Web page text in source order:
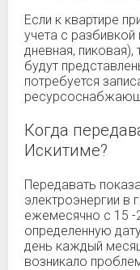
Если к квартире
учета с
дневная,
будут
потребуется
Когда
Искитиме?
Передавать
электроэнергии в
ежемесячно с 15
определенную
день каждый
возникало